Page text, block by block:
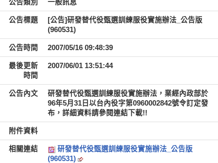
公告類別 一般訊息
公告標題
[公告]研發替代役甄選訓練服役實施辦法_公告版
(960531)
公告時間 2007/05/16 09:48:39
最後更新
時間
2007/06/01 13:51:44
公告內文
研發替代役甄選訓練服役實施辦法，業經內政部於
96年5月31日以台內役字第0960002842號令訂定發
布，詳細資料請參閱連結下載!!
附件資料
相關連結
研發替代役甄選訓練服役實施辦法_公告版
(960531)